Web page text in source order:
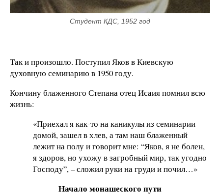
Студент КДС, 1952 год
Так и произошло. Поступил Яков в Киевскую
духовную семинарию в 1950 году.
Кончину блаженного Степана отец Исаия помнил всю
жизнь:
«Приехал я как-то на каникулы из семинарии
домой, зашел в хлев, а там наш блаженный
лежит на полу и говорит мне: “Яков, я не болен,
я здоров, но ухожу в загробный мир, так угодно
Господу”, – сложил руки на груди и почил…»
Начало монашеского пути